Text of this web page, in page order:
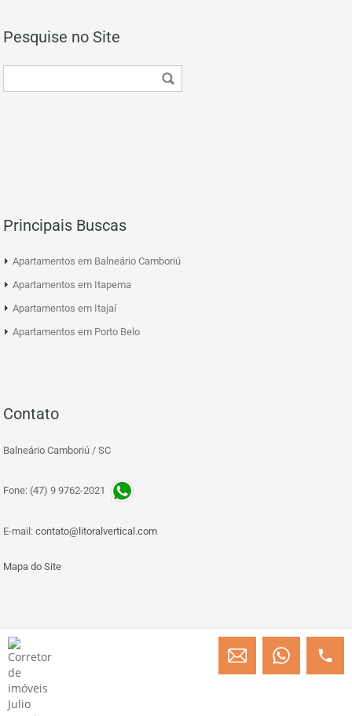
Pesquise no Site
Principais Buscas
Apartamentos em Balneário Camboriú
Apartamentos em Itapema
Apartamentos em Itajaí
Apartamentos em Porto Belo
Contato
Balneário Camboriú / SC
Fone: (47) 9 9762-2021
E-mail: contato@litoralvertical.com
Mapa do Site
© Copyright 2013 » 2026 Engenheiro Julio C. Baggio - Corretor de Imóveis